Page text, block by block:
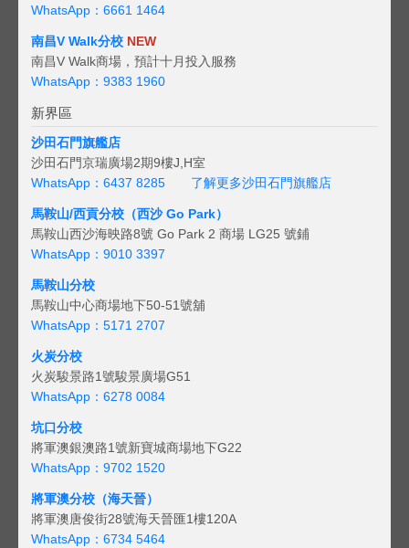
WhatsApp：6661 1464
南昌V Walk分校 NEW
南昌V Walk商場，預計十月投入服務
WhatsApp：9383 1960
新界區
沙田石門旗艦店
沙田石門京瑞廣場2期9樓J,H室
WhatsApp：6437 8285
了解更多沙田石門旗艦店
馬鞍山/西貢分校（西沙 Go Park）
馬鞍山西沙海映路8號 Go Park 2 商場 LG25 號鋪
WhatsApp：9010 3397
馬鞍山分校
馬鞍山中心商場地下50-51號舖
WhatsApp：5171 2707
火炭分校
火炭駿景路1號駿景廣場G51
WhatsApp：6278 0084
坑口分校
將軍澳銀澳路1號新寶城商場地下G22
WhatsApp：9702 1520
將軍澳分校（海天晉）
將軍澳唐俊街28號海天晉匯1樓120A
WhatsApp：6734 5464